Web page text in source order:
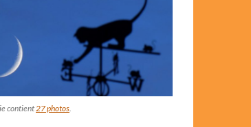
contient27 photos.